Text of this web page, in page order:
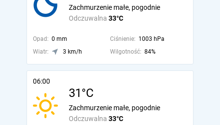
Odczuwalna 33°C
Zachmurzenie małe, pogodnie
Opad: 0 mm Ciśnienie: 1003 hPa
Wiatr:
3 km/h Wilgotność: 84%
06:00
31°C
Odczuwalna 33°C
Zachmurzenie małe, pogodnie